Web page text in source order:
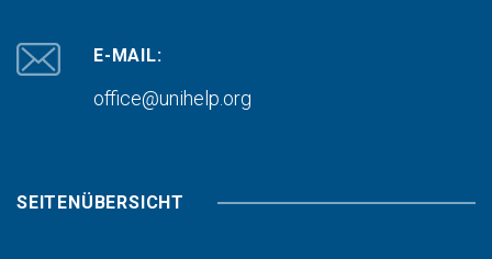
E-MAIL:
office@unihelp.org
SEITENÜBERSICHT